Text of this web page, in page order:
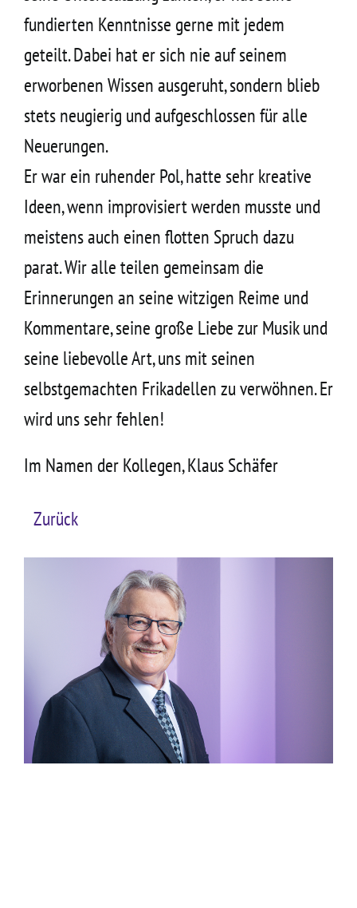
fundierten Kenntnisse gerne mit jedem
geteilt. Dabei hat er sich nie auf seinem
erworbenen Wissen ausgeruht, sondern blieb
stets neugierig und aufgeschlossen für alle
Neuerungen.
Er war ein ruhender Pol, hatte sehr kreative
Ideen, wenn improvisiert werden musste und
meistens auch einen flotten Spruch dazu
parat. Wir alle teilen gemeinsam die
Erinnerungen an seine witzigen Reime und
Kommentare, seine große Liebe zur Musik und
seine liebevolle Art, uns mit seinen
selbstgemachten Frikadellen zu verwöhnen. Er
wird uns sehr fehlen!
Im Namen der Kollegen, Klaus Schäfer
Zurück